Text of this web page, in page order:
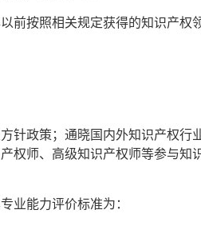
前按照相关规定获得的知识产权
针政策；通晓国内外知识产权行
权师、高级知识产权师等参与知
业能力评价标准为：